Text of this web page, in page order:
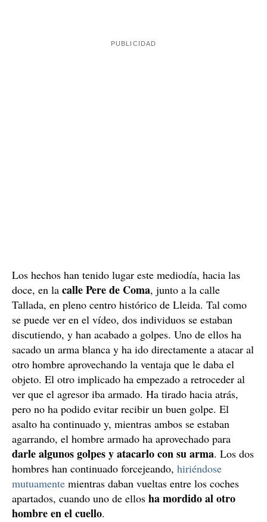
Los hechos han tenido lugar este mediodía, hacia las
doce, en la calle Pere de Coma, junto a la calle
Tallada, en pleno centro histórico de Lleida. Tal como
se puede ver en el vídeo, dos individuos se estaban
discutiendo, y han acabado a golpes. Uno de ellos ha
sacado un arma blanca y ha ido directamente a atacar al
otro hombre aprovechando la ventaja que le daba el
objeto. El otro implicado ha empezado a retroceder al
ver que el agresor iba armado. Ha tirado hacia atrás,
pero no ha podido evitar recibir un buen golpe. El
asalto ha continuado y, mientras ambos se estaban
agarrando, el hombre armado ha aprovechado para
darle algunos golpes y atacarlo con su arma. Los dos
hombres han continuado forcejeando, hiriéndose
mutuamente mientras daban vueltas entre los coches
apartados, cuando uno de ellos ha mordido al otro
hombre en el cuello.